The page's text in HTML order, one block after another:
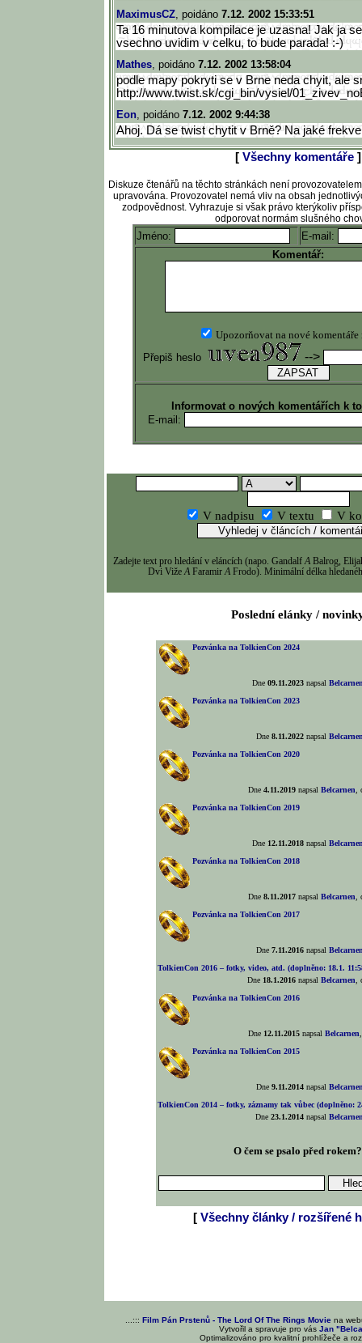
MaximusCZ, poidáno 7.12. 2002 15:33:51
Ta 16 minutova kompilace je uzasna! Jak ja
vsechno uvidim v celku, to bude parada! :-)
Mathes, poidáno 7.12. 2002 13:58:04
podle mapy pokryti se v Brne neda chyit, ale
http://www.twist.sk/cgi_bin/vysiel/
Eon, poidáno 7.12. 2002 9:44:38
Ahoj. Dá se twist chytit v Brně? Na jaké
[ Všechny komentáře ]
Diskuze čtenářů na těchto stránkách není
upravována. Provozovatel nemá vliv na obsah
zodpovědnost. Vyhrazuje si však právo kterýkoliv
odporovat normám slušného
Jméno:
E-mail:
Komentář:
Upozorňovat na nové komentáře
Přepiš heslo
-->
Informovat o nových komentářích k
E-mail:
V nadpisu V textu V
Zadejte text pro hledání v eláncích (napo. GandalfA Balrog,
Dvi VižeA FaramirA Frodo). Minimální délka
Poslední elánky /
Pozvánka na TolkienCon 2024
Dne09.11.2023 napsal
Pozvánka na TolkienCon 2023
Dne8.11.2022 napsal
Pozvánka na TolkienCon 2020
Dne4.11.2019 napsalBelcarnen
Pozvánka na TolkienCon 2019
Dne 12.11.2018 napsal
Pozvánka na TolkienCon 2018
Dne8.11.2017 napsalBelcarnen
Pozvánka na TolkienCon 2017
Dne7.11.2016 napsal
TolkienCon 2016 – fotky, video, atd. (doplněno: 18.1.
Dne 18.1.2016 napsalBelcarnen
Pozvánka na TolkienCon 2016
Dne 12.11.2015 napsalBelcarnen
Pozvánka na TolkienCon 2015
Dne9.11.2014 napsal
TolkienCon 2014 – fotky, záznamy tak vůbec (doplněno:
Dne23.1.2014 napsal
O čem se psalo před rokem?
[ Všechny články / rozšířené
...::: Film Pán Prstenů - The Lord Of The Rings Movie na
Vytvořil a spravuje pro vásJan
Optimalizováno pro kvalitní prohlížeče a